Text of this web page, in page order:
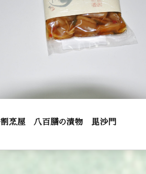
割烹屋 八百膳の漬物 毘沙門